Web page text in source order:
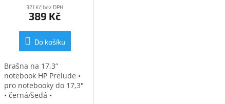
321 Kč bez DPH
389 Kč
Do košíku
Brašna na 17,3”
notebook HP Prelude •
pro notebooky do 17,3"
• černá/šedá •